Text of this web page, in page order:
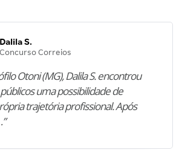
Dalila S.
Concurso Correios
Otoni (MG), Dalila S. encontrou
uma possibilidade de
trajetória profissional. Após